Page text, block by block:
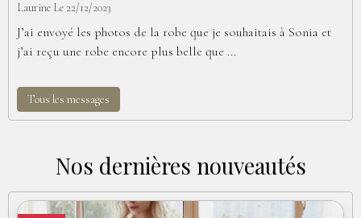
Laurine Le 22/12/2023
J’ai envoyé les photos de la robe que je souhaitais à Sonia et
j’ai reçu une robe encore plus belle que ...
Tous les messages
Nos dernières nouveautés